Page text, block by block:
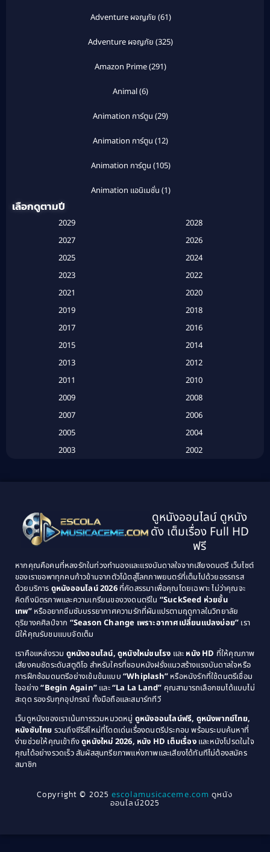
Adventure ผจญภัย (61)
Adventure ผจญภัย (325)
Amazon Prime(291)
Animal(6)
Animation การ์ตูน (29)
Animation การ์ตูน (12)
Animation การ์ตูน (105)
Animation แอนิเมชั่น (1)
Based on a True Story สร้างจากเรื่องจริง(2)
Based on a True Story เรื่องจริง (20)
Based on a True Story เรื่องจริง (16)
(134)
Classic หนังคลาสสิก(21)
Classic หนังคลาสสิก(25)
Comedy ตลก(46)
Comedy ตลก(515)
Coming of Age ก้าวพ้นวัย(1)
Coming-of-Age(3)
Community(1)
Crime อาชญากรรม(78)
Cult Film(4)
เลือกดูตามปี
2029
2028
2027
2026
2025
2024
2023
2022
2021
2020
2019
2018
2017
2016
2015
2014
2013
2012
2011
2010
2009
2008
2007
2006
2005
2004
2003
2002
1995
1994
1993
1992
1989
1988
1987
1986
1985
1984
1983
1982
1979
1978
1976
1975
1974
1971
1970
1969
1968
1964
1963
1940
ดูหนังออนไลน์ ดูหนัง
ดัง เต็มเรื่อง Full HD
ฟรี
หากคุณคือคนที่หลงรักในท่วงทำนองและแรงบันดาลใจจากเสียงดนตรี เว็บไซต์
ของเราขอพาทุกคนก้าวข้ามจากตัวโน้ตสู่โลกภาพยนตร์ที่เต็มไปด้วยอรรถรส
ด้วยบริการ ดูหนังออนไลน์ 2026ที่คัดสรรมาเพื่อคุณโดยเฉพาะ ไม่ว่าคุณจะ
คิดถึงมิตรภาพและความเกรียนของวงดนตรีใน “SuckSeed ห่วยขั้น
เทพ”หรืออยากซึมซับบรรยากาศความรักที่ผันแปรตามฤดูกาลในวิทยาลัย
ดุริยางคศิลป์จาก “Season Change เพราะอากาศเปลี่ยนแปลงบ่อย” เรา
มีให้คุณรับชมแบบจัดเต็ม
เราคือแหล่งรวม ดูหนังออนไลน์, ดูหนังใหม่ชนโรง และ หนัง HD ที่ให้คุณภาพ
เสียงคมชัดระดับสตูดิโอ สำหรับใครที่ชอบหนังฝรั่งแนวสร้างแรงบันดาลใจหรือ
การฝึกซ้อมดนตรีอย่างเข้มข้นแบบ “Whiplash” หรือหนังรักที่ใช้ดนตรีเชื่อม
ใจอย่าง“Begin Again” และ“La La Land” คุณสามารถเลือกชมได้แบบไม่
สะดุด รองรับทุกอุปกรณ์ ทั้งมือถือและสมาร์ททีวี
เว็บดูหนังของเราเน้นการรวมหมวดหมู่ ดูหนังออนไลน์ฟรี, ดูหนังพากย์ไทย,
หนังซับไทย รวมถึงซีรีส์ใหม่ที่โดดเด่นเรื่องดนตรีประกอบ พร้อมระบบค้นหาที่
ง่ายช่วยให้คุณเข้าถึงดูหนังใหม่ 2026, หนัง HD เต็มเรื่องและหนังโปรดในใจ
คุณได้อย่างรวดเร็ว สัมผัสสุนทรียภาพแห่งภาพและเสียงได้ทันทีไม่ต้องสมัคร
สมาชิก
Copyright © 2025escolamusicaceme.com ดูหนัง
ออนไลน์2025